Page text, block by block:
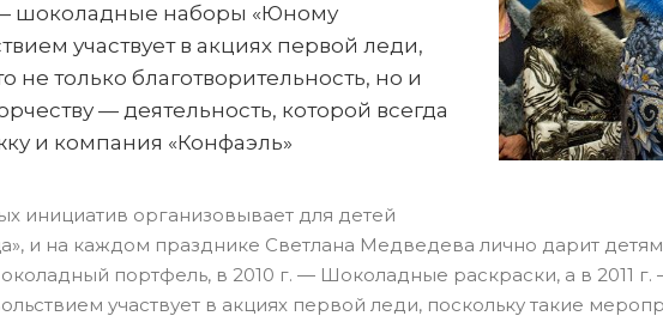
— шоколадные наборы «Юному
участвует в акциях первой леди,
не только благотворительность, но и
— деятельность, которой всегда
и компания «Конфаэль»
инициатив организовывает для детей
и на каждом празднике Светлана Медведева лично дарит
портфель, в 2010 г. — Шоколадные раскраски, а в 2011
участвует в акциях первой леди, поскольку такие